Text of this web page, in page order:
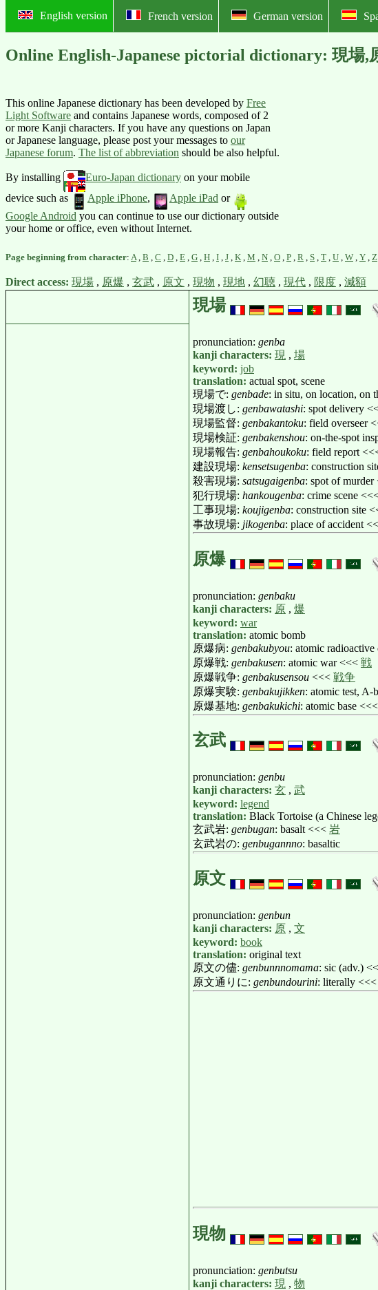
English version French version German version
Online English-Japanese pictorial dictionary: 現場
This online Japanese dictionary has been developed by Free
Light Software and contains Japanese words, composed of 2
or more Kanji characters. If you have any questions on Japan
or Japanese language, please post your messages to our
Japanese forum. The list of abbreviation should be also helpful.
By installing Euro-Japan dictionary on your mobile
device such as
Apple iPhone, Apple iPad or
Google Android you can continue to use our dictionary outside
your home or office, even without Internet.
Page beginning from character: A B C D E G H I J K M N O P R S T U W Y Z
Direct access: 現場 , 原爆 , 玄武 , 原文 , 現物 , 現地 , 幻聴 , 現代 , 限度 , 減額
現場
pronunciation: genba
kanji characters: 現 , 場
keyword: job
translation: actual spot, scene
現場で: genbade: in situ, on location, on
現場渡し: genbawatashi: spot delivery
現場監督: genbakantoku: field overseer
現場検証: genbakenshou: on-the-spot
現場報告: genbahoukoku: field report
建設現場: kensetsugenba: construction
殺害現場: satsugaigenba: spot of murder
犯行現場: hankougenba: crime scene
工事現場: koujigenba: construction site
事故現場: jikogenba: place of accident
原爆
pronunciation: genbaku
kanji characters: 原 , 爆
keyword: war
translation: atomic bomb
原爆病: genbakubyou: atomic radioactive
原爆戦: genbakusen: atomic war <<< 戦
原爆戦争: genbakusensou <<< 戦争
原爆実験: genbakujikken: atomic test, A-
原爆基地: genbakukichi: atomic base <<<
玄武
pronunciation: genbu
kanji characters: 玄 , 武
keyword: legend
translation: Black Tortoise (a Chinese
玄武岩: genbugan: basalt <<< 岩
玄武岩の: genbugannno: basaltic
原文
pronunciation: genbun
kanji characters: 原 , 文
keyword: book
translation: original text
原文の儘: genbunnnomama: sic (adv.)
原文通りに: genbundourini: literally <<<
現物
pronunciation: genbutsu
kanji characters: 現 , 物